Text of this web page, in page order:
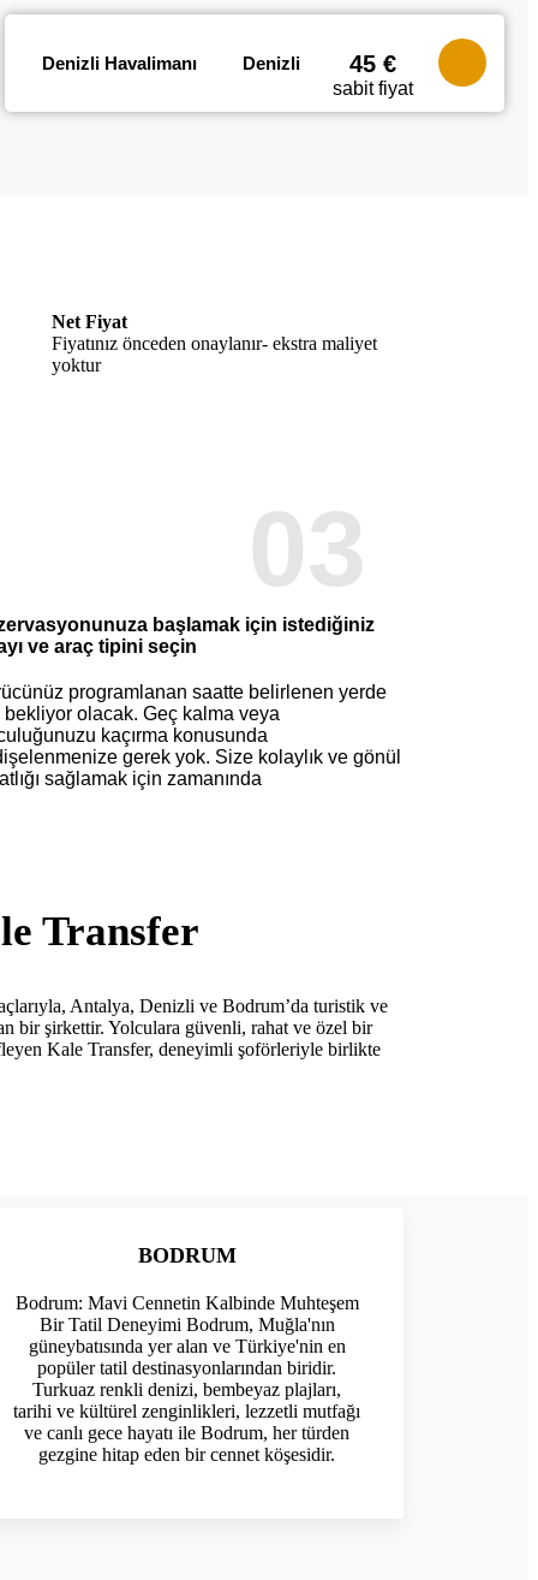
Denizli Havalimanı Denizli 45 €
sabit fiyat
Net Fiyat
Fiyatınız önceden onaylanır- ekstra maliyet
yoktur
03
başlamak için istediğiniz
ve araç tipini seçin
programlanan saatte belirlenen yerde
bekliyor olacak. Geç kalma veya
kaçırma konusunda
gerek yok. Size kolaylık ve gönül
sağlamak için zamanında
Transfer
Antalya, Denizli ve Bodrum’da turistik ve
bir şirkettir. Yolculara güvenli, rahat ve özel bir
Kale Transfer, deneyimli şoförleriyle birlikte
BODRUM
Bodrum: Mavi Cennetin Kalbinde Muhteşem
Bir Tatil Deneyimi Bodrum, Muğla'nın
güneybatısında yer alan ve Türkiye'nin en
popüler tatil destinasyonlarından biridir.
Turkuaz renkli denizi, bembeyaz plajları,
tarihi ve kültürel zenginlikleri, lezzetli mutfağı
ve canlı gece hayatı ile Bodrum, her türden
gezgine hitap eden bir cennet köşesidir.